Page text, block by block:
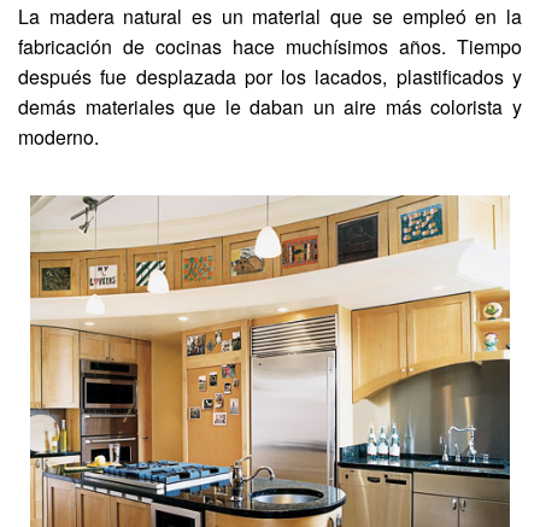
La madera natural es un material que se empleó en la
fabricación de cocinas hace muchísimos años. Tiempo
después fue desplazada por los lacados, plastificados y
demás materiales que le daban un aire más colorista y
moderno.